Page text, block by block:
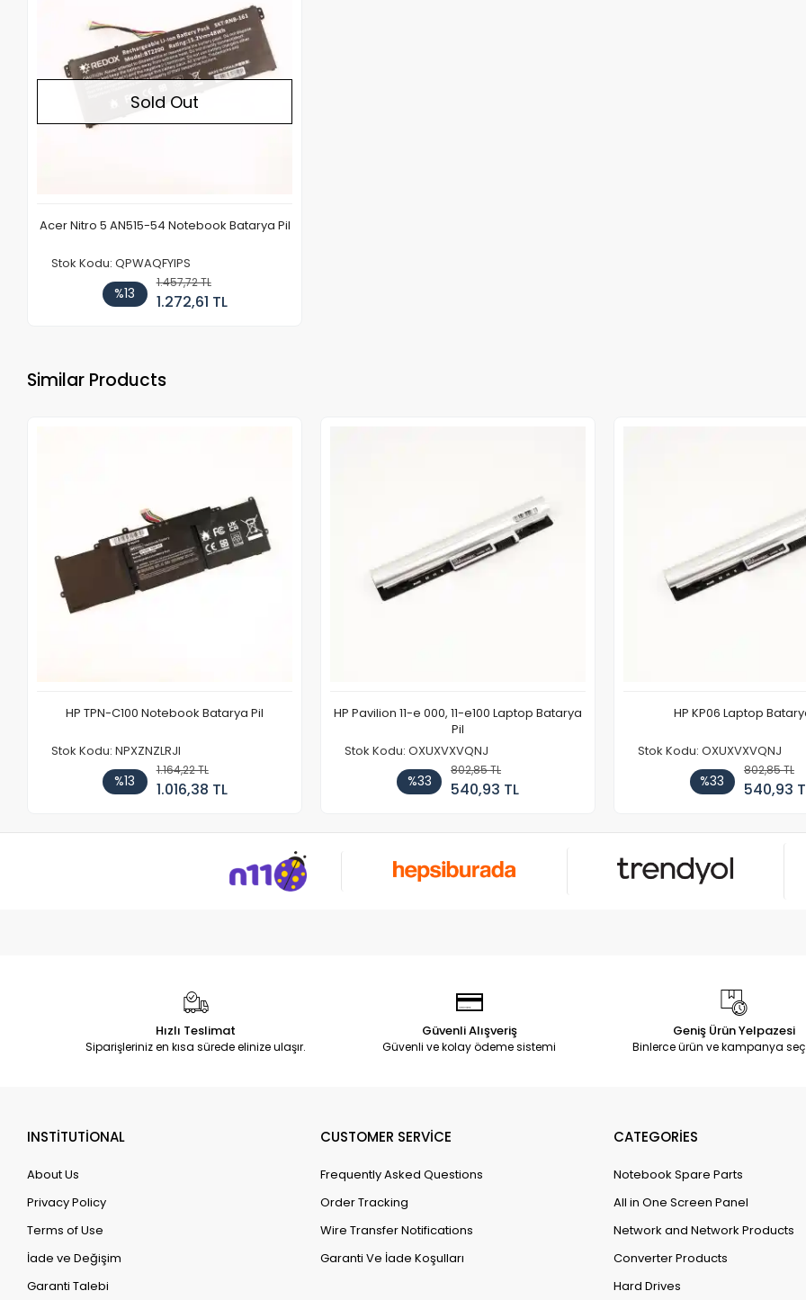
Sold Out
Acer Nitro 5 AN515-54 Notebook Batarya Pil
Stok Kodu: QPWAQFYIPS
%13
1.457,72 TL
1.272,61 TL
Similar Products
HP TPN-C100 Notebook Batarya Pil
Stok Kodu: NPXZNZLRJI
%13
1.164,22 TL
1.016,38 TL
HP Pavilion 11-e 000, 11-e100 Laptop Batarya
Pil
Stok Kodu: OXUXVXVQNJ
%33
802,85 TL
540,93 TL
HP KP06 Laptop
Stok Kodu: OXUXVXVQNJ
%33
802,85 TL
540,93
Hızlı Teslimat
Siparişleriniz en kısa sürede elinize ulaşır.
Güvenli Alışveriş
Güvenli ve kolay ödeme sistemi
Geniş Ürün Yelpazesi
Binlerce ürün ve kampanya
INSTİTUTİONAL
About Us
Privacy Policy
Terms of Use
İade ve Değişim
Garanti Talebi
CUSTOMER SERVİCE
Frequently Asked Questions
Order Tracking
Wire Transfer Notifications
Garanti Ve İade Koşulları
CATEGORİES
Notebook Spare Parts
All in One Screen Panel
Network and Network Products
Converter Products
Hard Drives